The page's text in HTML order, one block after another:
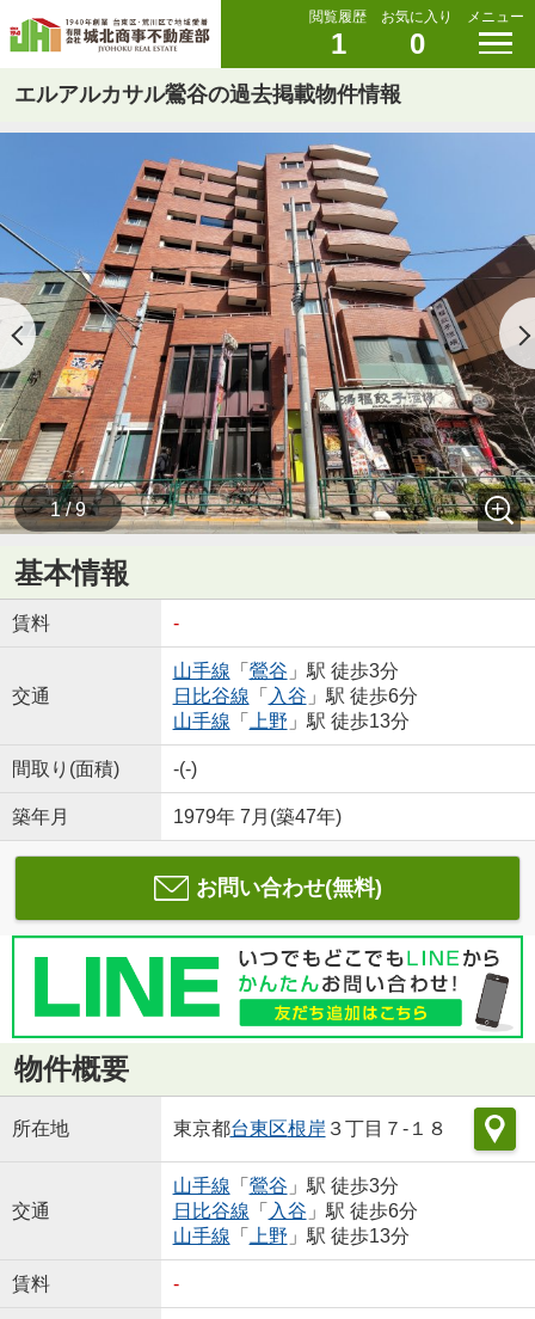
閲覧履歴
1
お気に入り
0
メニュー
エルアルカサル鶯谷の過去掲載物件情報
1 / 9
基本情報
賃料 -
交通
山手線 「 鶯谷 」駅 徒歩3分
日比谷線 「 入谷 」駅 徒歩6分
山手線 「 上野 」駅 徒歩13分
間取り(面積) -(-)
築年月 1979年 7月(築47年)
お問い合わせ(無料)
物件概要
所在地 東京都台東区根岸 ３丁目７-１８
交通
山手線 「 鶯谷 」駅 徒歩3分
日比谷線 「 入谷 」駅 徒歩6分
山手線 「 上野 」駅 徒歩13分
賃料 -